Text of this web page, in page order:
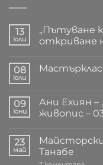
13
юли
„Пътуване
откриване
за
„Пътуване
Кейко
Танабе
на
изложба
08
юли
Мастърклас
с
Кейко
Пловдив
09
юни
Ани Ехиян –
живопис –
за
Ани
Ехиян
–
23
май
Майсторски
Танабе